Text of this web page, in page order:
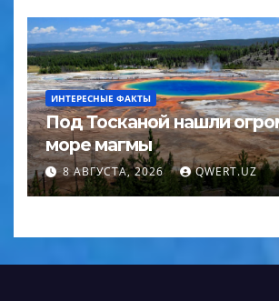
ИНТЕРЕСНЫЕ ФАКТЫ
Под Тосканой нашли
море магмы
8 АВГУСТА, 2026 QWERT.UZ